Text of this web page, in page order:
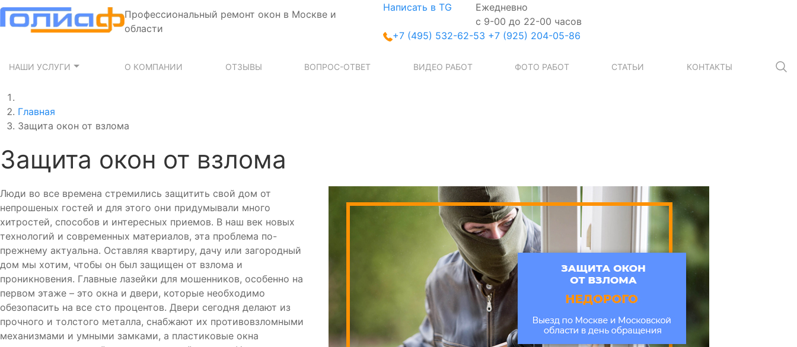
Профессиональный ремонт окон в Москве и
области
Написать в TG
Ежедневно
с 9-00 до 22-00 часов
+7 (495) 532-62-53 +7 (925) 204-05-86
НАШИ УСЛУГИ О КОМПАНИИ ОТЗЫВЫ ВОПРОС-ОТВЕТ ВИДЕО РАБОТ ФОТО РАБОТ СТАТЬИ КОНТАКТЫ
Главная
Защита окон от взлома
Защита окон от взлома
Люди во все времена стремились защитить свой дом от
непрошеных гостей и для этого они придумывали много
хитростей, способов и интересных приемов. В наш век новых
технологий и современных материалов, эта проблема по-
прежнему актуальна. Оставляя квартиру, дачу или загородный
дом мы хотим, чтобы он был защищен от взлома и
проникновения. Главные лазейки для мошенников, особенно на
первом этаже – это окна и двери, которые необходимо
обезопасить на все сто процентов. Двери сегодня делают из
прочного и толстого металла, снабжают их противовзломными
механизмами и умными замками, а пластиковые окна